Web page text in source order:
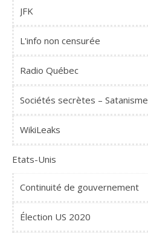
JFK
L'info non censurée
Radio Québec
Sociétés secrètes – Satanisme
WikiLeaks
Etats-Unis
Continuité de gouvernement
Élection US 2020